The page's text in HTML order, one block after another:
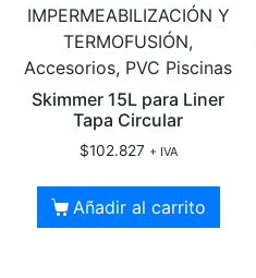
IMPERMEABILIZACIÓN Y
TERMOFUSIÓN,
Accesorios, PVC Piscinas
Skimmer 15L para Liner
Tapa Circular
$102.827 + IVA
Añadir al carrito